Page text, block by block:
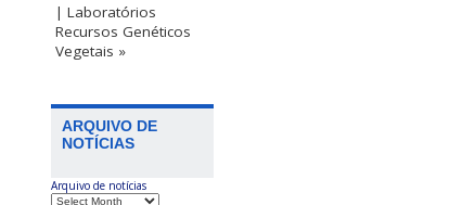
| Laboratórios
Recursos Genéticos
Vegetais »
ARQUIVO DE
NOTÍCIAS
Arquivo de notícias